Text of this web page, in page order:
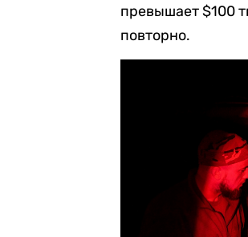
превышает $100
повторно.